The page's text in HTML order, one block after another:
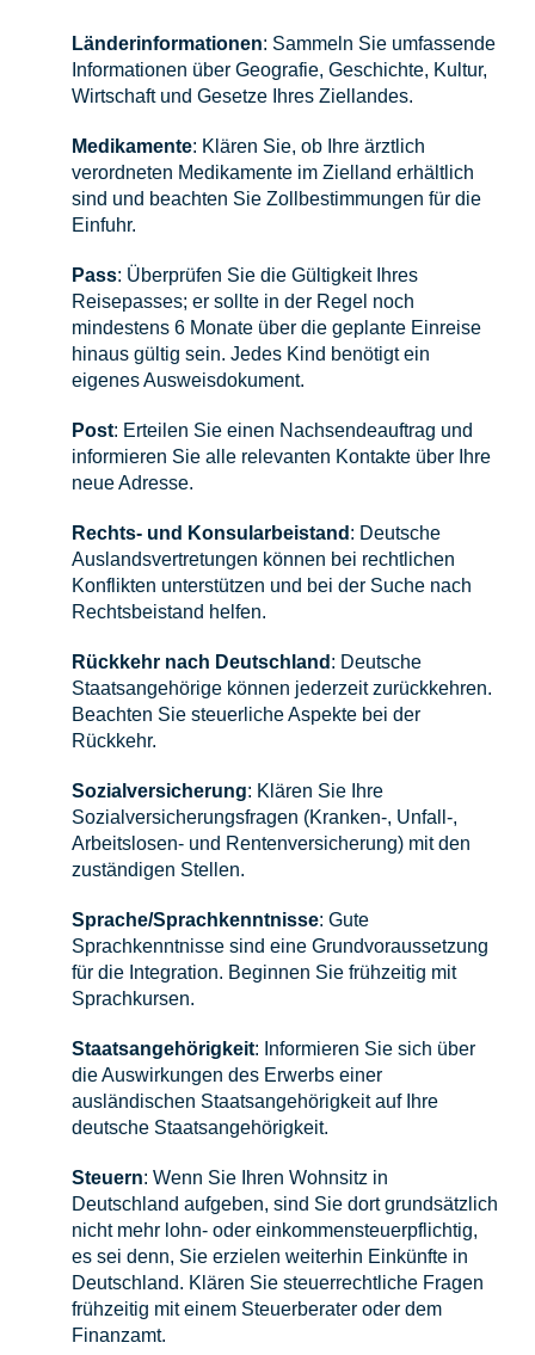
Länderinformationen: Sammeln Sie umfassende
Informationen über Geografie, Geschichte, Kultur,
Wirtschaft und Gesetze Ihres Ziellandes.
Medikamente: Klären Sie, ob Ihre ärztlich
verordneten Medikamente im Zielland erhältlich
sind und beachten Sie Zollbestimmungen für die
Einfuhr.
Pass: Überprüfen Sie die Gültigkeit Ihres
Reisepasses; er sollte in der Regel noch
mindestens 6 Monate über die geplante Einreise
hinaus gültig sein. Jedes Kind benötigt ein
eigenes Ausweisdokument.
Post: Erteilen Sie einen Nachsendeauftrag und
informieren Sie alle relevanten Kontakte über Ihre
neue Adresse.
Rechts- und Konsularbeistand : Deutsche
Auslandsvertretungen können bei rechtlichen
Konflikten unterstützen und bei der Suche nach
Rechtsbeistand helfen.
Rückkehr nach Deutschland : Deutsche
Staatsangehörige können jederzeit zurückkehren.
Beachten Sie steuerliche Aspekte bei der
Rückkehr.
Sozialversicherung: Klären Sie Ihre
Sozialversicherungsfragen (Kranken-, Unfall-,
Arbeitslosen- und Rentenversicherung) mit den
zuständigen Stellen.
Sprache/Sprachkenntnisse: Gute
Sprachkenntnisse sind eine Grundvoraussetzung
für die Integration. Beginnen Sie frühzeitig mit
Sprachkursen.
Staatsangehörigkeit: Informieren Sie sich über
die Auswirkungen des Erwerbs einer
ausländischen Staatsangehörigkeit auf Ihre
deutsche Staatsangehörigkeit.
Steuern: Wenn Sie Ihren Wohnsitz in
Deutschland aufgeben, sind Sie dort grundsätzlich
nicht mehr lohn- oder einkommensteuerpflichtig,
es sei denn, Sie erzielen weiterhin Einkünfte in
Deutschland. Klären Sie steuerrechtliche Fragen
frühzeitig mit einem Steuerberater oder dem
Finanzamt.